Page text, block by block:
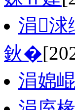
涓浗
鈥�
涓婂